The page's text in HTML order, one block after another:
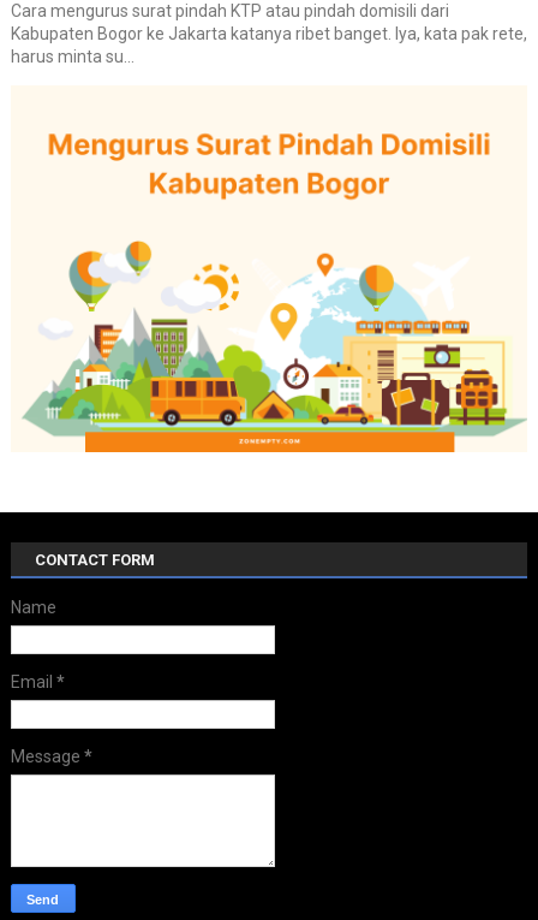
Cara mengurus surat pindah KTP atau pindah domisili dari
Kabupaten Bogor ke Jakarta katanya ribet banget. Iya, kata pak rete,
harus minta su...
CONTACT FORM
Name
Email *
Message *